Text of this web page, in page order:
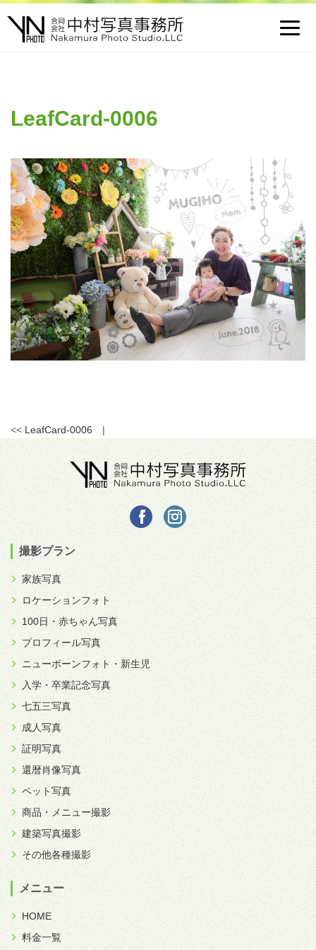
LeafCard-0006
<< LeafCard-0006 |
撮影プラン
家族写真
ロケーションフォト
100日・赤ちゃん写真
プロフィール写真
ニューボーンフォト・新生児
入学・卒業記念写真
七五三写真
成人写真
証明写真
還暦肖像写真
ペット写真
商品・メニュー撮影
建築写真撮影
その他各種撮影
メニュー
HOME
料金一覧